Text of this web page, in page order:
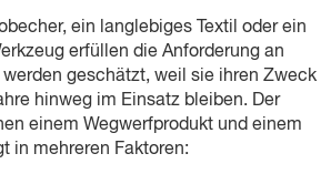
ein langlebiges Textil oder ein
erfüllen die Anforderung an
geschätzt, weil sie ihren Zweck
hinweg im Einsatz bleiben. Der
einem Wegwerfprodukt und einem
in mehreren Faktoren: